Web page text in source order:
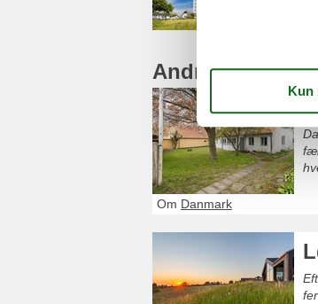
Andre artikler
Om Danmark